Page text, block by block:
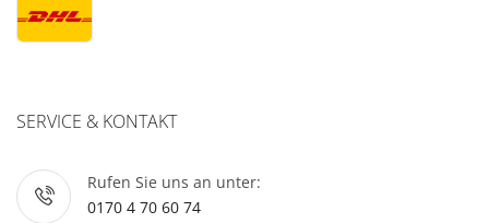
SERVICE & KONTAKT
Rufen Sie uns an unter:
0170 4 70 60 74